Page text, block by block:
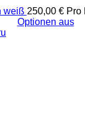
weiß 250,00 € Pro
Optionen aus